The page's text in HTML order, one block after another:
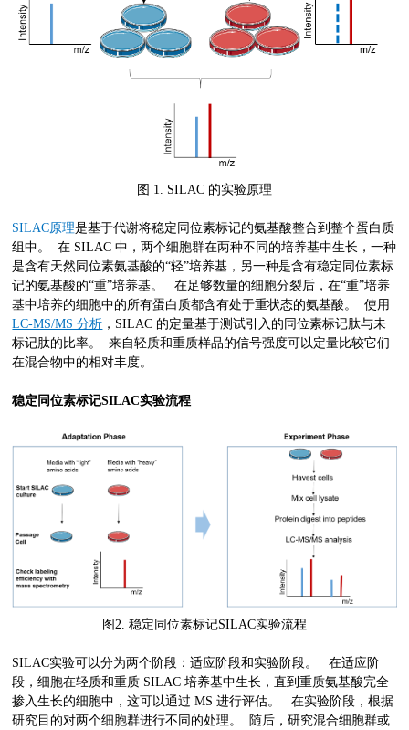
图 1. SILAC 的实验原理
SILAC原理是基于代谢将稳定同位素标记的氨基酸整合到整个蛋白质
组中。 在 SILAC 中，两个细胞群在两种不同的培养基中生长，一种
是含有天然同位素氨基酸的“轻”培养基，另一种是含有稳定同位素标
记的氨基酸的“重”培养基。 在足够数量的细胞分裂后，在“重”培养
基中培养的细胞中的所有蛋白质都含有处于重状态的氨基酸。 使用
LC-MS/MS 分析 ，SILAC 的定量基于测试引入的同位素标记肽与未
标记肽的比率。 来自轻质和重质样品的信号强度可以定量比较它们
在混合物中的相对丰度。
稳定同位素标记SILAC实验流程
图2. 稳定同位素标记SILAC实验流程
SILAC实验可以分为两个阶段：适应阶段和实验阶段。 在适应阶
段，细胞在轻质和重质 SILAC 培养基中生长，直到重质氨基酸完全
掺入生长的细胞中，这可以通过 MS 进行评估。 在实验阶段，根据
研究目的对两个细胞群进行不同的处理。 随后，研究混合细胞群或